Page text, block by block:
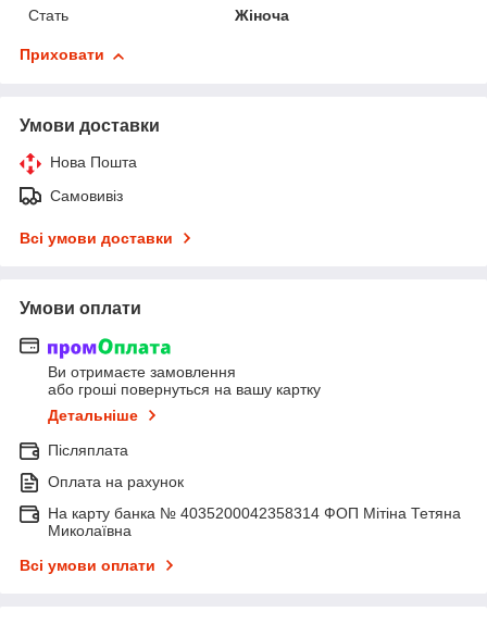
Стать
Жіноча
Приховати
Умови доставки
Нова Пошта
Самовивіз
Всі умови доставки
Умови оплати
Ви отримаєте замовлення
або гроші повернуться на вашу картку
Детальніше
Післяплата
Оплата на рахунок
На карту банка № 4035200042358314 ФОП Мітіна Тетяна
Миколаївна
Всі умови оплати